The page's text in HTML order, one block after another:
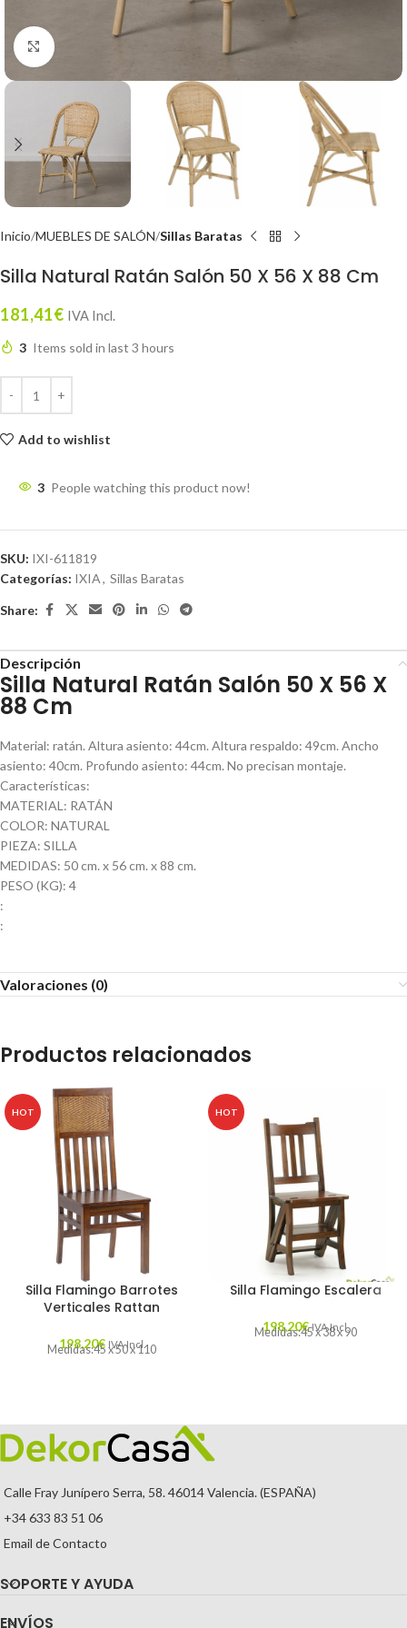
Click to enlarge
Inicio MUEBLES DE SALÓN Sillas Baratas
Silla Natural Ratán Salón 50 X 56 X 88 Cm
181,41€ IVA Incl.
3 Items sold in last 3 hours
Add to wishlist
3 People watching this product now!
SKU: IXI-611819
Categorías: IXIA, Sillas Baratas
Share:
Descripción
Silla Natural Ratán Salón 50 X 56 X
88 Cm
Material: ratán. Altura asiento: 44cm. Altura respaldo: 49cm. Ancho
asiento: 40cm. Profundo asiento: 44cm. No precisan montaje.
Características:
MATERIAL: RATÁN
COLOR: NATURAL
PIEZA: SILLA
MEDIDAS: 50 cm. x 56 cm. x 88 cm.
PESO (KG): 4
:
:
Valoraciones (0)
Productos relacionados
HOT
Silla Flamingo Barrotes
Verticales Rattan
198,20€ IVA Incl.
Medidas:45 x 50 x 110
HOT
Silla Flamingo Escalera
198,20€ IVA Incl.
Medidas:45 x 38 x 90
Calle Fray Junípero Serra, 58. 46014 Valencia. (ESPAÑA)
+34 633 83 51 06
Email de Contacto
SOPORTE Y AYUDA
ENVÍOS